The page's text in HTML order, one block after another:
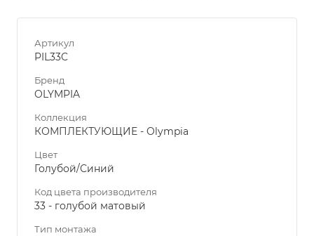
Артикул
PIL33C
Бренд
OLYMPIA
Коллекция
КОМПЛЕКТУЮЩИЕ - Olympia
Цвет
Голубой/Синий
Код цвета производителя
33 - голубой матовый
Тип монтажа